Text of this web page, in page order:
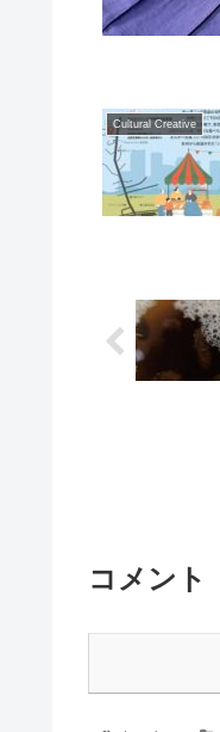
Cultural Creative
コメント